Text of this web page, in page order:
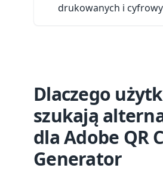
drukowanych i
Dlaczego
szukają
dla Adobe QR
Generator